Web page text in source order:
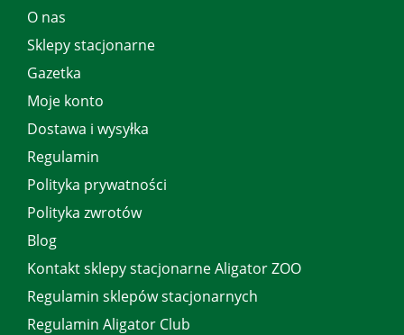
O nas
Sklepy stacjonarne
Gazetka
Moje konto
Dostawa i wysyłka
Regulamin
Polityka prywatności
Polityka zwrotów
Blog
Kontakt sklepy stacjonarne Aligator ZOO
Regulamin sklepów stacjonarnych
Regulamin Aligator Club